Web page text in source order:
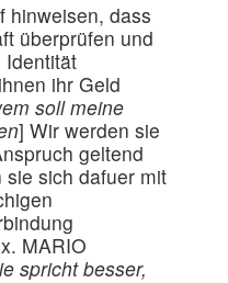
hinweisen, dass
überprüfen und
Identität
ihr Geld
soll meine
] Wir werden sie
geltend
sich dafuer mit
MARIO
spricht besser,